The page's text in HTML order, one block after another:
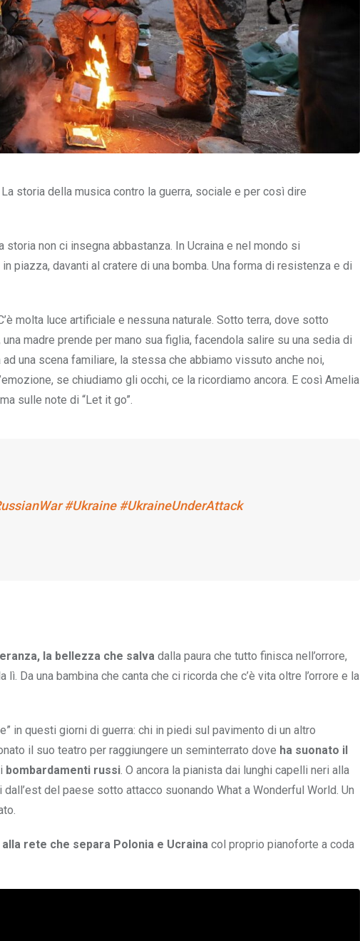
storia della musica contro la guerra, sociale e per così dire
non ci insegna abbastanza. In Ucraina e nel mondo si
piazza, davanti al cratere di una bomba. Una forma di resistenza e di
molta luce artificiale e nessuna naturale. Sotto terra, dove sotto
madre prende per mano sua figlia, facendola salire su una sedia di
una scena familiare, la stessa che abbiamo vissuto anche noi,
se chiudiamo gli occhi, ce la ricordiamo ancora. E così Amelia
sulle note di “Let it go”.
#Ukraine #UkraineUnderAttack
la bellezza che salva dalla paura che tutto finisca nell’orrore,
Da una bambina che canta che ci ricorda che c’è vita oltre l’orrore e la
in questi giorni di guerra: chi in piedi sul pavimento di un altro
il suo teatro per raggiungere un seminterrato dove ha suonato il
bombardamenti russi. O ancora la pianista dai lunghi capelli neri alla
del paese sotto attacco suonando What a Wonderful World. Un
rete che separa Polonia e Ucraina col proprio pianoforte a coda